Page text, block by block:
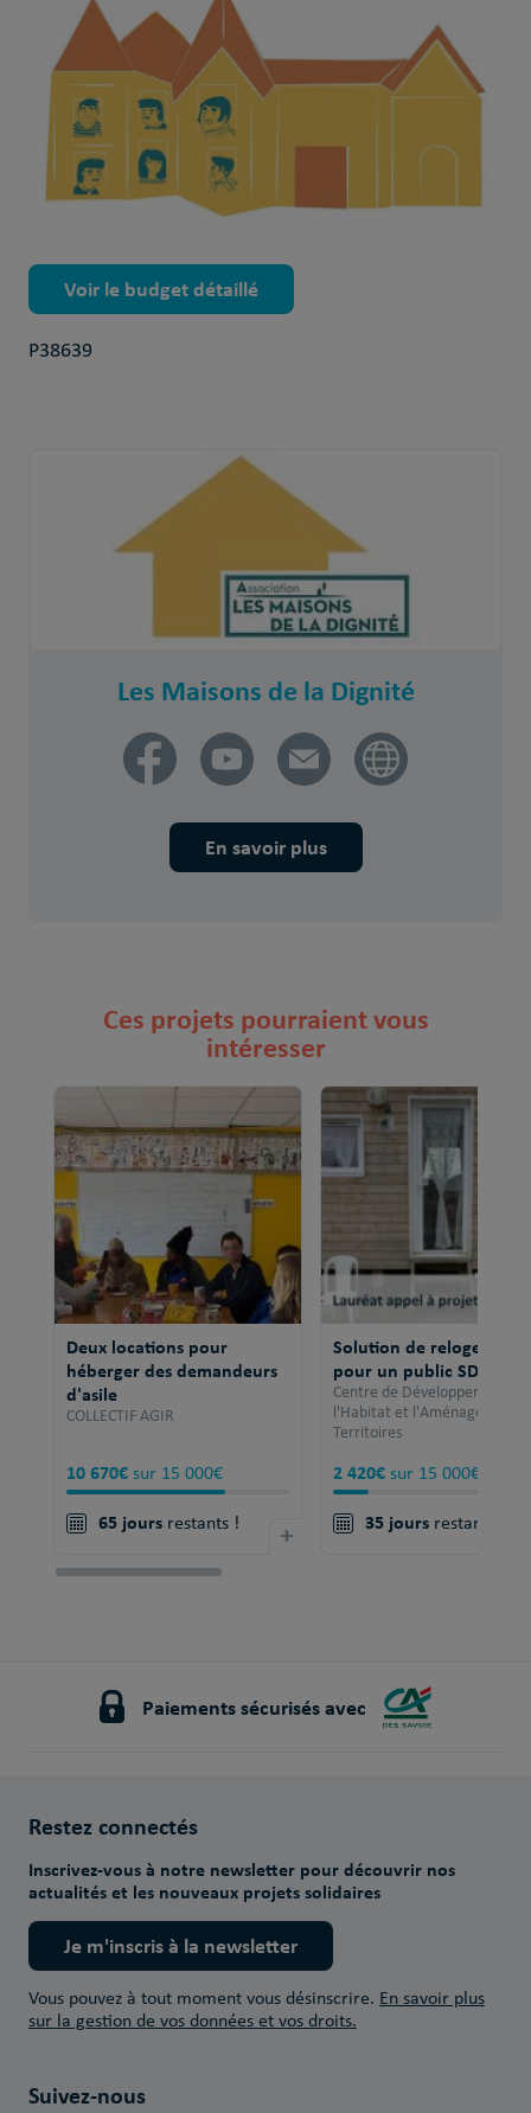
Voir le budget détaillé
P38639
Les Maisons de la Dignité
En savoir plus
Ces projets pourraient vous
intéresser
Deux locations pour
héberger des demandeurs
d'asile
COLLECTIF AGIR
10 670€ sur 15 000€
65 jours restants ! +
Solution de relogement
pour un public SDF
Centre de Développement
l'Habitat et l'Aménagement
Territoires
2 420€ sur 15 000€
35 jours restants !
Paiements sécurisés avec
Restez connectés
Inscrivez-vous à notre newsletter pour découvrir nos
actualités et les nouveaux projets solidaires
Je m'inscris à la newsletter
Vous pouvez à tout moment vous désinscrire. En savoir plus
sur la gestion de vos données et vos droits.
Suivez-nous